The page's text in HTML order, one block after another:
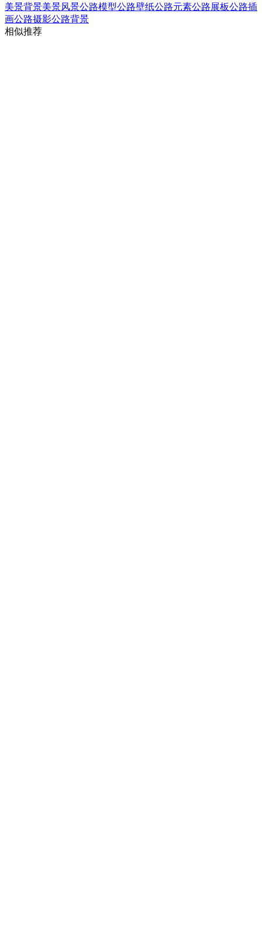
美景背景美景风景公路模型公路壁纸公路元素公路展板公路插
画公路摄影公路背景
相似推荐